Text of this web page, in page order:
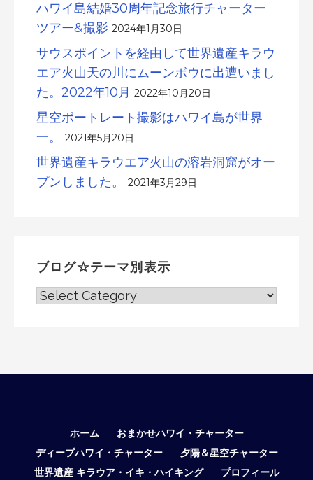
ハワイ島結婚30周年記念旅行チャーター
ツアー&撮影 2024年1月30日
サウスポイントを経由して世界遺産キラウ
エア火山天の川にムーンボウに出遭いまし
た。2022年10月 2022年10月20日
星空ポートレート撮影はハワイ島が世界
一。
2021年5月20日
世界遺産キラウエア火山の溶岩洞窟がオー
プンしました。
2021年3月29日
ブログ☆テーマ別表示
ブ
ー
示
ホーム
おまかせハワイ・チャーター
ディープハワイ・チャーター
夕陽＆星空チャーター
世界遺産 キラウア・イキ・ハイキング
プロフィール